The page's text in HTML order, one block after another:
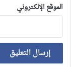
الموقع الإلكتروني